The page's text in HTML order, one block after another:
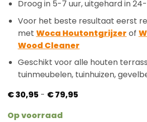
Droog in 5-7 uur, uitgehard in
Voor het beste resultaat eerst
met Woca Houtontgrijzer of
Wood Cleaner
Geschikt voor alle houten
tuinmeubelen, tuinhuizen,
€30,95 - €79,95Prijsklasse:
Op voorraad